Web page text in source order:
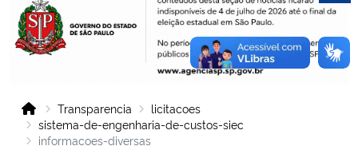
Transparencia
licitacoes
sistema-de-engenharia-de-custos-siec
informacoes-diversas